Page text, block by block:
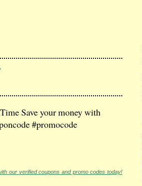
Save your money with
#promocode
our verified coupons and promo codes today!